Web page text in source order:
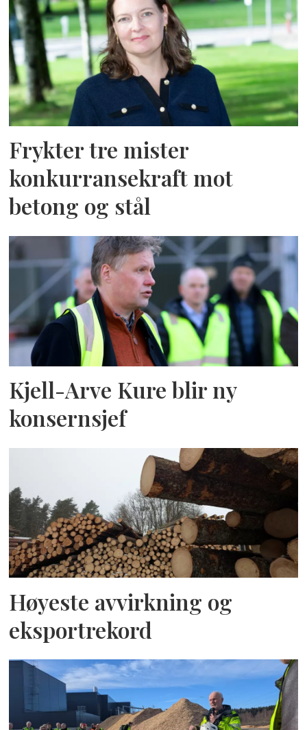
Frykter tre mister
konkurransekraft mot
betong og stål
Kjell-Arve Kure blir ny
konsernsjef
Høyeste avvirkning og
eksportrekord